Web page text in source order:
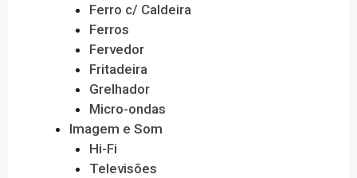
Ferro c/ Caldeira
Ferros
Fervedor
Fritadeira
Grelhador
Micro-ondas
Imagem e Som
Hi-Fi
Televisões